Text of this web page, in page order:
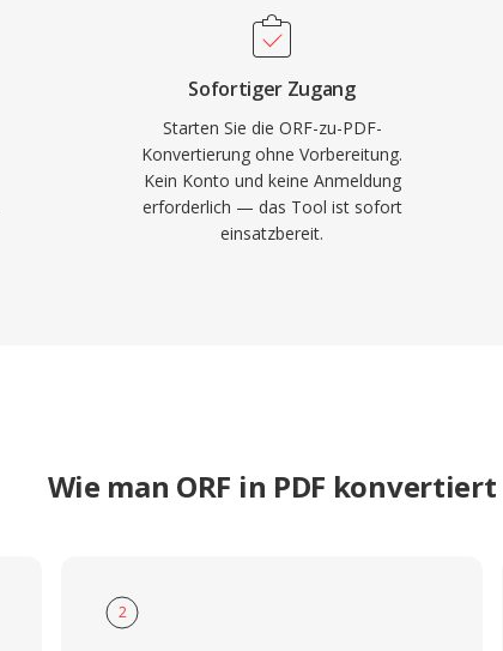
Sofortiger Zugang
Starten Sie die ORF-zu-PDF-
Konvertierung ohne Vorbereitung.
Kein Konto und keine Anmeldung
erforderlich — das Tool ist sofort
einsatzbereit.
Wie man ORF in PDF konvertiert
2